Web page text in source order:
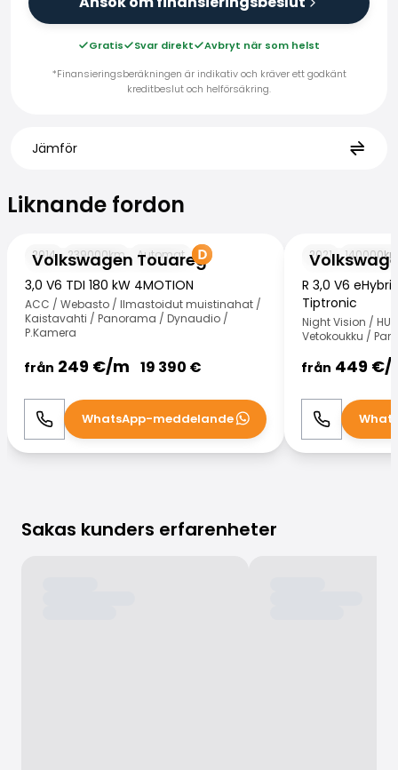
Gratis Svar direkt
Avbryt när som helst
*Finansieringsberäkningen är indikativ och kräver ett godkänt
kreditbeslut och helförsäkring.
Jämför
Liknande fordon
Volkswagen Touareg
2014 239000km Automat
3,0 V6 TDI 180 kW 4MOTION
ACC / Webasto / Ilmastoidut muistinahat /
Kaistavahti / Panorama / Dynaudio /
P.Kamera
från 249 €/m 19 390 €
Ring WhatsApp
WhatsApp-meddelande
2021 140000
R 3,0 V6
Tiptronic
Night Vision /
Vetokoukku /
från 449 €/
Ring
Sakas kunders erfarenheter